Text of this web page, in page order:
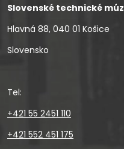
Slovenské technické
Hlavná 88, 040 01 Košice
Slovensko
Tel:
+421 55 2451 110
+421 552 451 175